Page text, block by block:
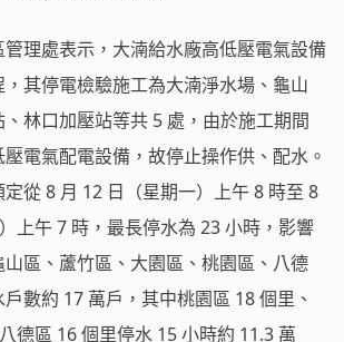
理處表示，大湳給水廠高低壓電氣設備
其停電檢驗施工為大湳淨水場、龜山
林口加壓站等共 5 處，由於施工期間
電氣配電設備，故停止操作供、配水。
從 8 月 12 日（星期一）上午 8 時至 8
上午 7 時，最長停水為 23 小時，影響
區、蘆竹區、大園區、桃園區、八德
數約 17 萬戶，其中桃園區 18 個里、
德區 16 個里停水 15 小時約 11.3 萬